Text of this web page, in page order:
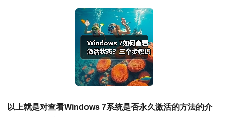
以上就是对查看Windows 7系统是否永久激活的方法的介